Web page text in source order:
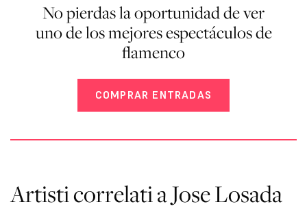
No pierdas la oportunidad de ver
uno de los mejores espectáculos de
flamenco
COMPRAR ENTRADAS
Artisti correlati a Jose Losada